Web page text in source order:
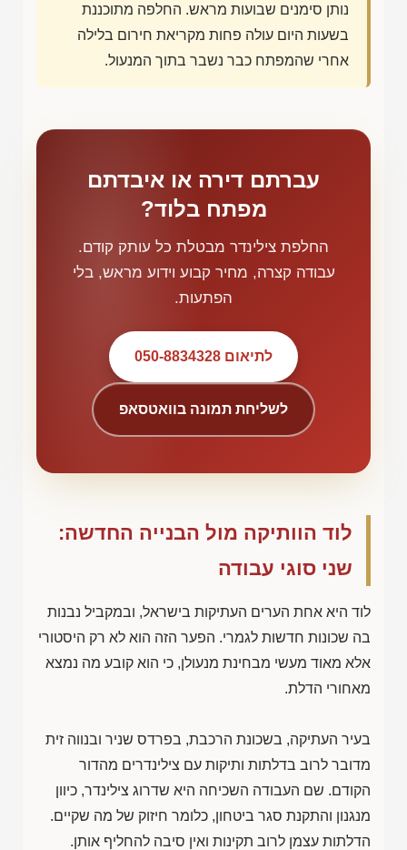
נותן סימנים שבועות מראש. החלפה מתוכננת
בשעות היום עולה פחות מקריאת חירום בלילה
אחרי שהמפתח כבר נשבר בתוך המנעול.
עברתם דירה או איבדתם
מפתח בלוד?
החלפת צילינדר מבטלת כל עותק קודם.
עבודה קצרה, מחיר קבוע וידוע מראש, בלי
הפתעות.
לתיאום 050-8834328
לשליחת תמונה בוואטסאפ
לוד הוותיקה מול הבנייה החדשה:
שני סוגי עבודה
לוד היא אחת הערים העתיקות בישראל, ובמקביל נבנות
בה שכונות חדשות לגמרי. הפער הזה הוא לא רק היסטורי
אלא מאוד מעשי מבחינת מנעולן, כי הוא קובע מה נמצא
מאחורי הדלת.
בעיר העתיקה, בשכונת הרכבת, בפרדס שניר ובנווה זית
מדובר לרוב בדלתות ותיקות עם צילינדרים מהדור
הקודם. שם העבודה השכיחה היא שדרוג צילינדר, כיוון
מנגנון והתקנת סגר ביטחון, כלומר חיזוק של מה שקיים.
הדלתות עצמן לרוב תקינות ואין סיבה להחליף אותן.